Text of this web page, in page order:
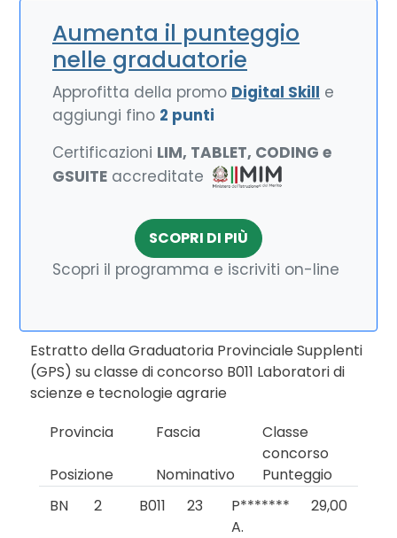
Aumenta il punteggio
nelle graduatorie
Approfitta della promo Digital Skill e
aggiungi fino 2 punti
Certificazioni LIM, TABLET, CODING e
GSUITE accreditate
SCOPRI DI PIÙ
Scopri il programma e iscriviti on-line
Estratto della Graduatoria Provinciale Supplenti
(GPS) su classe di concorso B011 Laboratori di
scienze e tecnologie agrarie
Provincia
Fascia
Classe
concorso
Posizione
Nominativo
Punteggio
BN
2 B011 23
P*******
A.
29,00